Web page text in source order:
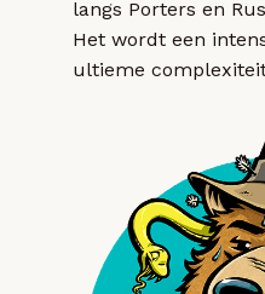
langs Porters en
Het wordt een
ultieme